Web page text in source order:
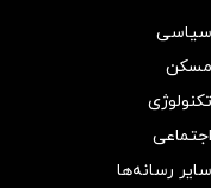
سیاسی
مسکن
اجتماعی
سایر رسانه‌‌ها